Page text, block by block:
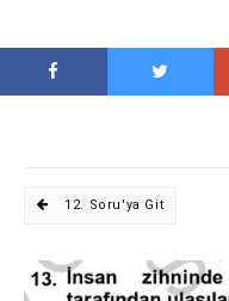
12. Soru'ya Git